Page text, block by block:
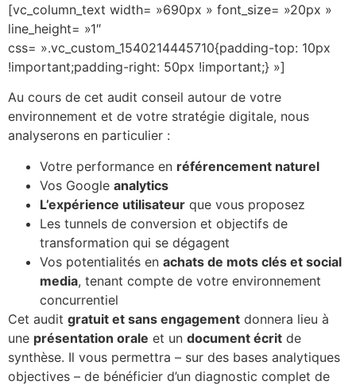
[vc_column_text width= »690px » font_size= »20px »
line_height= »1″
css= ».vc_custom_1540214445710{padding-top: 10px
!important;padding-right: 50px !important;} »]
Au cours de cet audit conseil autour de votre
environnement et de votre stratégie digitale, nous
analyserons en particulier :
Votre performance en référencement naturel
Vos Google analytics
L’expérience utilisateur que vous proposez
Les tunnels de conversion et objectifs de
transformation qui se dégagent
Vos potentialités en achats de mots clés et social
media, tenant compte de votre environnement
concurrentiel
Cet audit gratuit et sans engagement donnera lieu à
une présentation orale et un document écrit de
synthèse. Il vous permettra – sur des bases analytiques
objectives – de bénéficier d’un diagnostic complet de